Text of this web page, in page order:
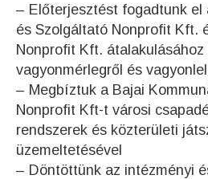
– Előterjesztést fogadtunk el
és Szolgáltató Nonprofit Kft.
Nonprofit Kft.
vagyonmérlegről és
– Megbíztuk a Bajai
Nonprofit Kft-t városi
rendszerek és közterületi
üzemeltetésével
– Döntöttünk az intézményi